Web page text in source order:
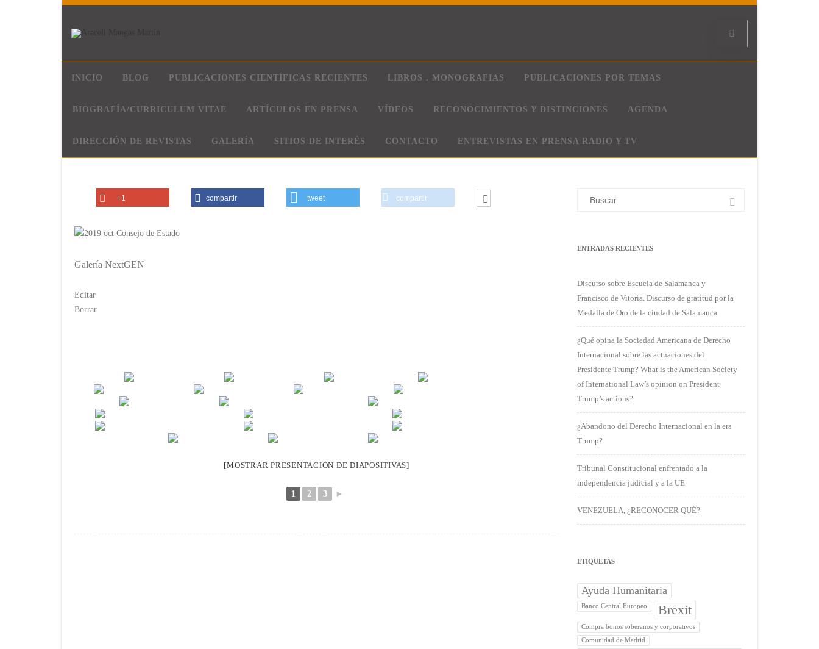
INICIO BLOG PUBLICACIONES CIENTÍFICAS RECIENTES LIBROS . MONOGRAFIAS PUBLICACIONES POR TEMAS
BIOGRAFÍA/CURRICULUM VITAE ARTÍCULOS EN PRENSA VÍDEOS RECONOCIMIENTOS Y DISTINCIONES AGENDA
DIRECCIÓN DE REVISTAS GALERÍA SITIOS DE INTERÉS CONTACTO ENTREVISTAS EN PRENSA RADIO Y TV
+1 compartir tweet compartir
Galería NextGEN
Editar
Borrar
[MOSTRAR PRESENTACIÓN DE DIAPOSITIVAS]
1 2 3 ►
ENTRADAS RECIENTES
Discurso sobre Escuela de Salamanca y
Francisco de Vitoria. Discurso de gratitud por la
Medalla de Oro de la ciudad de Salamanca
¿Qué opina la Sociedad Americana de Derecho
Internacional sobre las actuaciones del
Presidente Trump? What is the American Society
of International Law’s opinion on President
Trump’s actions?
¿Abandono del Derecho Internacional en la era
Trump?
Tribunal Constitucional enfrentado a la
independencia judicial y a la UE
VENEZUELA, ¿RECONOCER QUÉ?
ETIQUETAS
Ayuda Humanitaria
Banco Central Europeo Brexit
Compra bonos soberanos y corporativos
Comunidad de Madrid